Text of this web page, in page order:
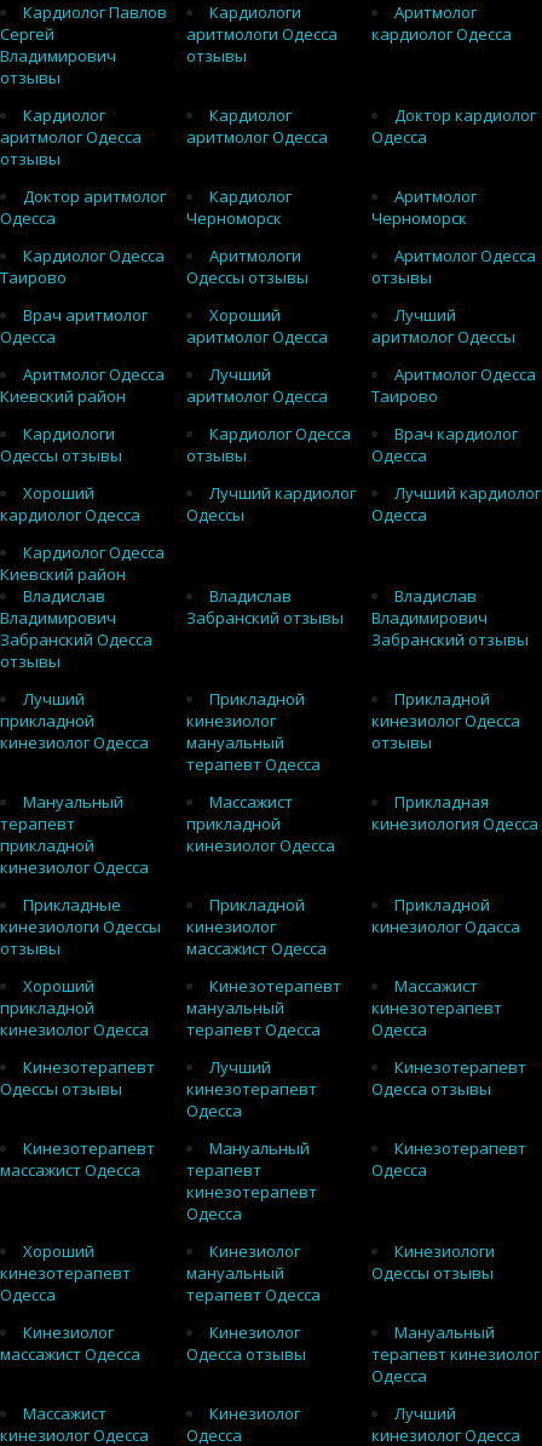
Кардиолог Павлов
Сергей
Владимирович
отзывы
Кардиологи
аритмологи Одесса
отзывы
Аритмолог
кардиолог Одесса
Кардиолог
аритмолог Одесса
отзывы
Кардиолог
аритмолог Одесса
Доктор кардиолог
Одесса
Доктор аритмолог
Одесса
Кардиолог
Черноморск
Аритмолог
Черноморск
Кардиолог Одесса
Таирово
Аритмологи
Одессы отзывы
Аритмолог Одесса
отзывы
Врач аритмолог
Одесса
Хороший
аритмолог Одесса
Лучший
аритмолог Одессы
Аритмолог Одесса
Киевский район
Лучший
аритмолог Одесса
Аритмолог Одесса
Таирово
Кардиологи
Одессы отзывы
Кардиолог Одесса
отзывы
Врач кардиолог
Одесса
Хороший
кардиолог Одесса
Лучший кардиолог
Одессы
Лучший кардиолог
Одесса
Кардиолог Одесса
Киевский район
Владислав
Владимирович
Забранский Одесса
отзывы
Владислав
Забранский отзывы
Владислав
Владимирович
Забранский отзывы
Лучший
прикладной
кинезиолог Одесса
Прикладной
кинезиолог
мануальный
терапевт Одесса
Прикладной
кинезиолог Одесса
отзывы
Мануальный
терапевт
прикладной
кинезиолог Одесса
Массажист
прикладной
кинезиолог Одесса
Прикладная
кинезиология Одесса
Прикладные
кинезиологи Одессы
отзывы
Прикладной
кинезиолог
массажист Одесса
Прикладной
кинезиолог Одасса
Хороший
прикладной
кинезиолог Одесса
Кинезотерапевт
мануальный
терапевт Одесса
Массажист
кинезотерапевт
Одесса
Кинезотерапевт
Одессы отзывы
Лучший
кинезотерапевт
Одесса
Кинезотерапевт
Одесса отзывы
Кинезотерапевт
массажист Одесса
Мануальный
терапевт
кинезотерапевт
Одесса
Кинезотерапевт
Одесса
Хороший
кинезотерапевт
Одесса
Кинезиолог
мануальный
терапевт Одесса
Кинезиологи
Одессы отзывы
Кинезиолог
массажист Одесса
Кинезиолог
Одесса отзывы
Мануальный
терапевт кинезиолог
Одесса
Массажист
кинезиолог Одесса
Кинезиолог
Одесса
Лучший
кинезиолог Одесса